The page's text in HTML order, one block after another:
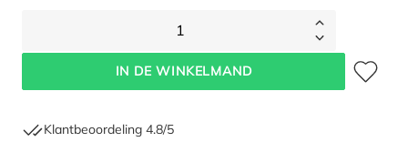
1
IN DE WINKELMAND
Klantbeoordeling 4.8/5